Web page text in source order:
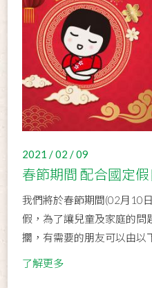
2021 / 02 / 09
春節期間 配合國定
我們將於春節期間(02月10
假，為了讓兒童及家庭的問
擱，有需要的朋友可以由
了解更多